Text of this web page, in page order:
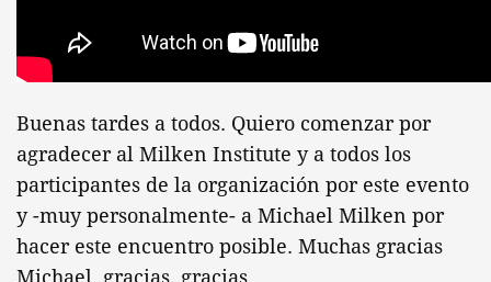
Buenas tardes a todos. Quiero comenzar por
agradecer al Milken Institute y a todos los
participantes de la organización por este evento
y -muy personalmente- a Michael Milken por
hacer este encuentro posible. Muchas gracias
Michael, gracias, gracias.